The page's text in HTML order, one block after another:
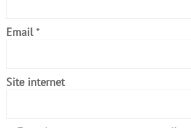
Email *
Site internet